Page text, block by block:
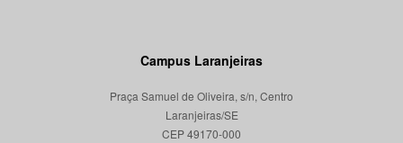
Campus Laranjeiras
Praça Samuel de Oliveira, s/n, Centro
Laranjeiras/SE
CEP 49170-000